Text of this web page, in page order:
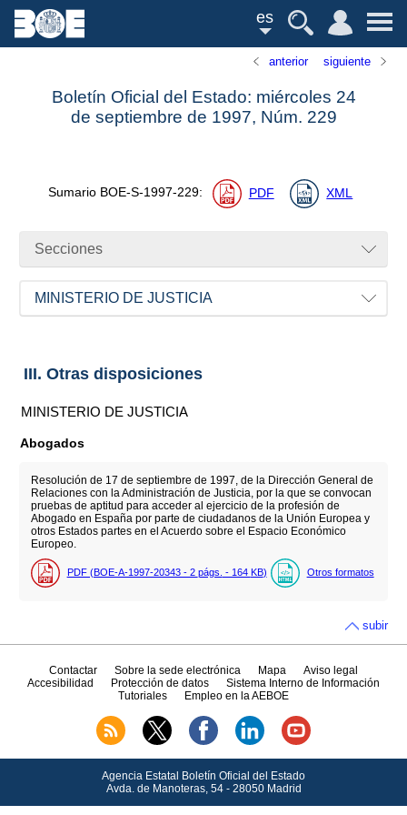
es
anterior siguiente
Boletín Oficial del Estado: miércoles 24
de septiembre de 1997, Núm. 229
Sumario BOE-S-1997-229: PDF XML
Secciones
MINISTERIO DE JUSTICIA
III. Otras disposiciones
MINISTERIO DE JUSTICIA
Abogados
Resolución de 17 de septiembre de 1997, de la Dirección General de
Relaciones con la Administración de Justicia, por la que se convocan
pruebas de aptitud para acceder al ejercicio de la profesión de
Abogado en España por parte de ciudadanos de la Unión Europea y
otros Estados partes en el Acuerdo sobre el Espacio Económico
Europeo.
PDF (BOE-A-1997-20343 - 2 págs. - 164 KB) Otros formatos
subir
Contactar Sobre la sede electrónica Mapa
Aviso legal
Accesibilidad
Protección de datos
Sistema Interno de Información
Tutoriales
Empleo en la AEBOE
Agencia Estatal Boletín Oficial del Estado
Avda. de Manoteras, 54 - 28050 Madrid